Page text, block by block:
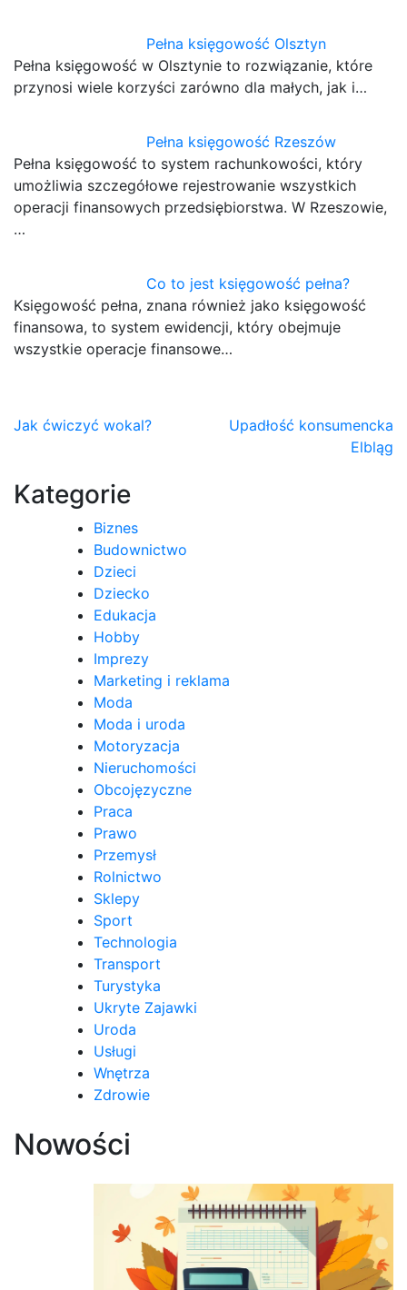
Pełna księgowość Olsztyn
Pełna księgowość w Olsztynie to rozwiązanie, które
przynosi wiele korzyści zarówno dla małych, jak i…
Pełna księgowość Rzeszów
Pełna księgowość to system rachunkowości, który
umożliwia szczegółowe rejestrowanie wszystkich
operacji finansowych przedsiębiorstwa. W Rzeszowie,
…
Co to jest księgowość pełna?
Księgowość pełna, znana również jako księgowość
finansowa, to system ewidencji, który obejmuje
wszystkie operacje finansowe…
Nawigacja
Jak ćwiczyć wokal?
Upadłość konsumencka
Elbląg
Kategorie
Biznes
Budownictwo
Dzieci
Dziecko
Edukacja
Hobby
Imprezy
Marketing i reklama
Moda
Moda i uroda
Motoryzacja
Nieruchomości
Obcojęzyczne
Praca
Prawo
Przemysł
Rolnictwo
Sklepy
Sport
Technologia
Transport
Turystyka
Ukryte Zajawki
Uroda
Usługi
Wnętrza
Zdrowie
Nowości